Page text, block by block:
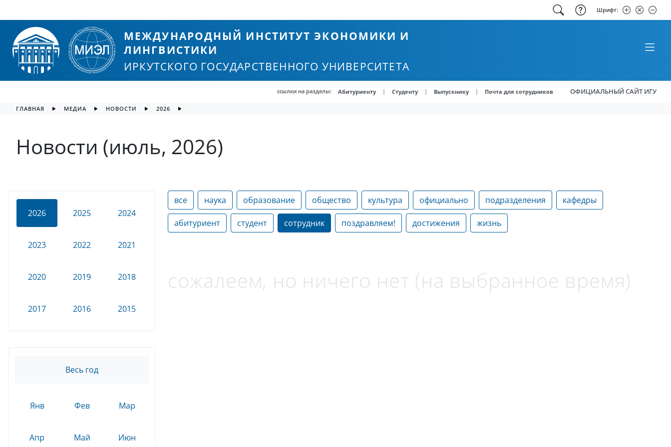
Шрифт:
МЕЖДУНАРОДНЫЙ ИНСТИТУТ ЭКОНОМИКИ И
ЛИНГВИСТИКИ
ИРКУТСКОГО ГОСУДАРСТВЕННОГО УНИВЕРСИТЕТА
ссылки на разделы: Абитуриенту | Студенту | Выпускнику | Почта для сотрудников ОФИЦИАЛЬНЫЙ САЙТ ИГУ
ГЛАВНАЯ МЕДИА НОВОСТИ 2026
Новости (июль, 2026)
2026 2025 2024
2023 2022 2021
2020 2019 2018
2017 2016 2015
Весь год
Янв Фев Мар
Апр Май Июн
все наука образование общество культура официально подразделения кафедры
абитуриент студент сотрудник поздравляем! достижения жизнь
сожалеем, но ничего нет (на выбранное время)